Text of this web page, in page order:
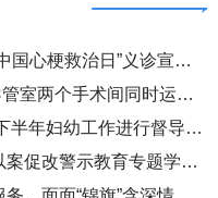
国心梗救治日”义诊宣教
室两个手术间同时运
半年妇幼工作进行督导考
促改警示教育专题学习